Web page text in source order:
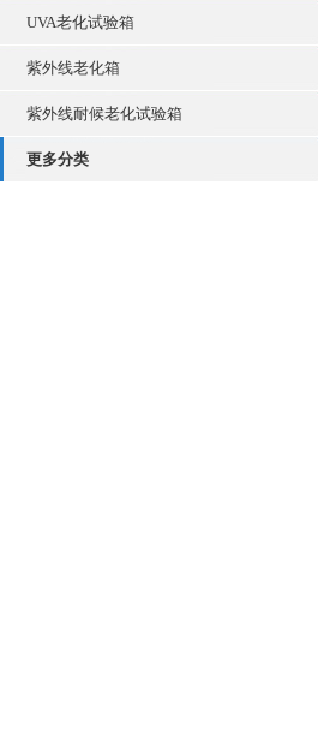
UVA老化试验箱
紫外线老化箱
紫外线耐候老化试验箱
更多分类